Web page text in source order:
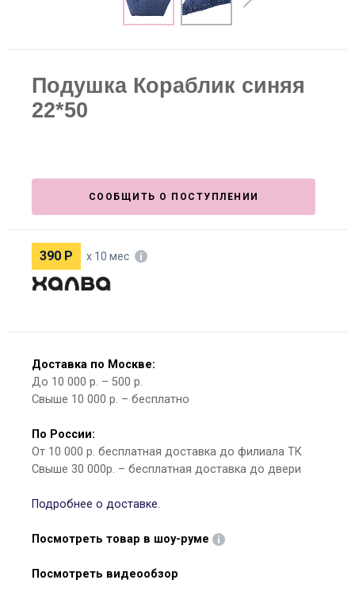
Подушка Кораблик синяя
22*50
СООБЩИТЬ О ПОСТУПЛЕНИИ
390 Р х 10 мес
Доставка по Москве:
До 10 000 р. – 500 р.
Свыше 10 000 р. – бесплатно
По России:
От 10 000 р. бесплатная доставка до филиала ТК
Свыше 30 000р. – бесплатная доставка до двери
Подробнее о доставке.
Посмотреть товар в шоу-руме
Посмотреть видеообзор